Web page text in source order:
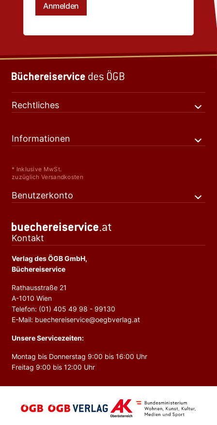
Rechtliches
Informationen
* Inklusive MwSt.
zuzüglich Versandkosten
Benutzerkonto
Kontakt
Verlag des ÖGB GmbH,
Büchereiservice
Rathausstraße 21
A-1010 Wien
Telefon: (01) 405 49 98 - 99130
E-Mail: buechereiservice@oegbverlag.at
Unsere Servicezeiten:
Montag bis Donnerstag 9:00 bis 16:00 Uhr
Freitag 9:00 bis 12:00 Uhr